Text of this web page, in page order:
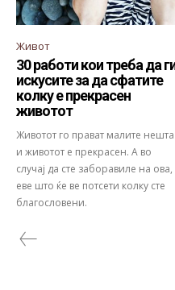
Живот
30 работи кои треба да
искусите за да сфатите
колку е прекрасен
животот
Животот го прават малите нешта
и животот е прекрасен. А во
случај да сте заборавиле на ова,
еве што ќе ве потсети колку сте
благословени.